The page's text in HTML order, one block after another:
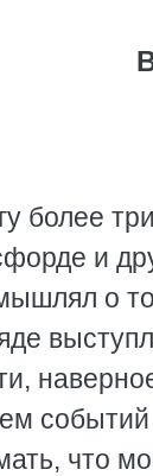
более
и
о
что